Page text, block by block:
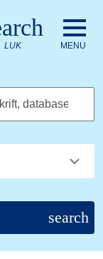
LUK MENU
database
search